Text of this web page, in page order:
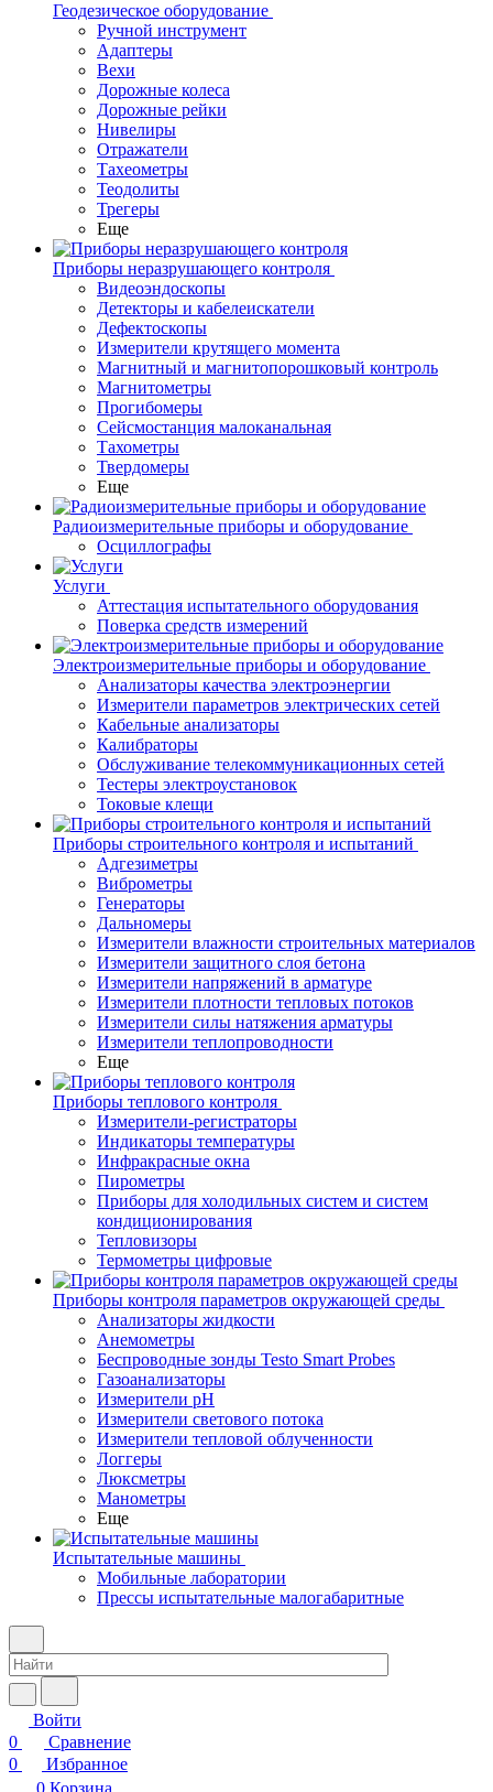
Геодезическое оборудование
Ручной инструмент
Адаптеры
Вехи
Дорожные колеса
Дорожные рейки
Нивелиры
Отражатели
Тахеометры
Теодолиты
Трегеры
Еще
Приборы неразрушающего контроля
Видеоэндоскопы
Детекторы и кабелеискатели
Дефектоскопы
Измерители крутящего момента
Магнитный и магнитопорошковый контроль
Магнитометры
Прогибомеры
Сейсмостанция малоканальная
Тахометры
Твердомеры
Еще
Радиоизмерительные приборы и оборудование
Осциллографы
Услуги
Аттестация испытательного оборудования
Поверка средств измерений
Электроизмерительные приборы и оборудование
Анализаторы качества электроэнергии
Измерители параметров электрических сетей
Кабельные анализаторы
Калибраторы
Обслуживание телекоммуникационных сетей
Тестеры электроустановок
Токовые клещи
Приборы строительного контроля и испытаний
Адгезиметры
Виброметры
Генераторы
Дальномеры
Измерители влажности строительных материалов
Измерители защитного слоя бетона
Измерители напряжений в арматуре
Измерители плотности тепловых потоков
Измерители силы натяжения арматуры
Измерители теплопроводности
Еще
Приборы теплового контроля
Измерители-регистраторы
Индикаторы температуры
Инфракрасные окна
Пирометры
Приборы для холодильных систем и систем
кондиционирования
Тепловизоры
Термометры цифровые
Приборы контроля параметров окружающей среды
Анализаторы жидкости
Анемометры
Беспроводные зонды Testo Smart Probes
Газоанализаторы
Измерители pH
Измерители светового потока
Измерители тепловой облученности
Логгеры
Люксметры
Манометры
Еще
Испытательные машины
Мобильные лаборатории
Прессы испытательные малогабаритные
Войти
0
Сравнение
0
Избранное
0 Корзина